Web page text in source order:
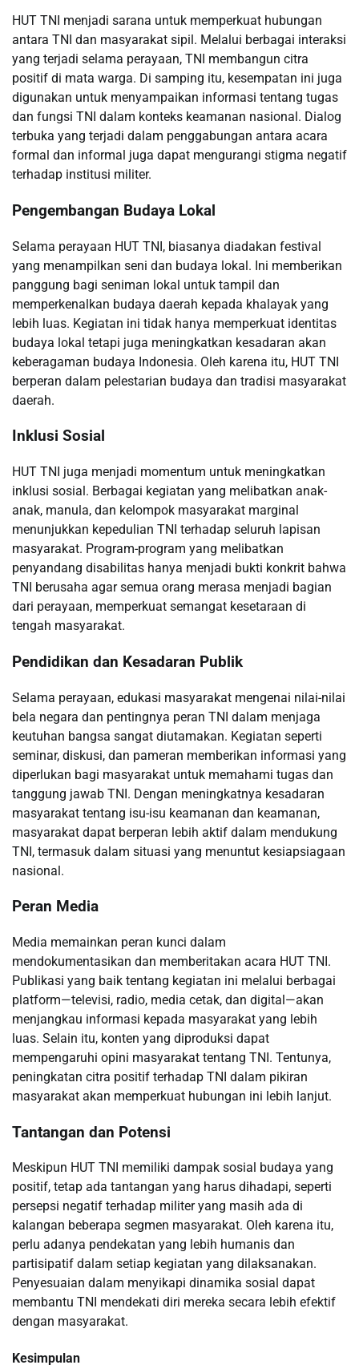
HUT TNI menjadi sarana untuk memperkuat hubungan
antara TNI dan masyarakat sipil. Melalui berbagai interaksi
yang terjadi selama perayaan, TNI membangun citra
positif di mata warga. Di samping itu, kesempatan ini juga
digunakan untuk menyampaikan informasi tentang tugas
dan fungsi TNI dalam konteks keamanan nasional. Dialog
terbuka yang terjadi dalam penggabungan antara acara
formal dan informal juga dapat mengurangi stigma negatif
terhadap institusi militer.
Pengembangan Budaya Lokal
Selama perayaan HUT TNI, biasanya diadakan festival
yang menampilkan seni dan budaya lokal. Ini memberikan
panggung bagi seniman lokal untuk tampil dan
memperkenalkan budaya daerah kepada khalayak yang
lebih luas. Kegiatan ini tidak hanya memperkuat identitas
budaya lokal tetapi juga meningkatkan kesadaran akan
keberagaman budaya Indonesia. Oleh karena itu, HUT TNI
berperan dalam pelestarian budaya dan tradisi masyarakat
daerah.
Inklusi Sosial
HUT TNI juga menjadi momentum untuk meningkatkan
inklusi sosial. Berbagai kegiatan yang melibatkan anak-
anak, manula, dan kelompok masyarakat marginal
menunjukkan kepedulian TNI terhadap seluruh lapisan
masyarakat. Program-program yang melibatkan
penyandang disabilitas hanya menjadi bukti konkrit bahwa
TNI berusaha agar semua orang merasa menjadi bagian
dari perayaan, memperkuat semangat kesetaraan di
tengah masyarakat.
Pendidikan dan Kesadaran Publik
Selama perayaan, edukasi masyarakat mengenai nilai-nilai
bela negara dan pentingnya peran TNI dalam menjaga
keutuhan bangsa sangat diutamakan. Kegiatan seperti
seminar, diskusi, dan pameran memberikan informasi yang
diperlukan bagi masyarakat untuk memahami tugas dan
tanggung jawab TNI. Dengan meningkatnya kesadaran
masyarakat tentang isu-isu keamanan dan keamanan,
masyarakat dapat berperan lebih aktif dalam mendukung
TNI, termasuk dalam situasi yang menuntut kesiapsiagaan
nasional.
Peran Media
Media memainkan peran kunci dalam
mendokumentasikan dan memberitakan acara HUT TNI.
Publikasi yang baik tentang kegiatan ini melalui berbagai
platform—televisi, radio, media cetak, dan digital—akan
menjangkau informasi kepada masyarakat yang lebih
luas. Selain itu, konten yang diproduksi dapat
mempengaruhi opini masyarakat tentang TNI. Tentunya,
peningkatan citra positif terhadap TNI dalam pikiran
masyarakat akan memperkuat hubungan ini lebih lanjut.
Tantangan dan Potensi
Meskipun HUT TNI memiliki dampak sosial budaya yang
positif, tetap ada tantangan yang harus dihadapi, seperti
persepsi negatif terhadap militer yang masih ada di
kalangan beberapa segmen masyarakat. Oleh karena itu,
perlu adanya pendekatan yang lebih humanis dan
partisipatif dalam setiap kegiatan yang dilaksanakan.
Penyesuaian dalam menyikapi dinamika sosial dapat
membantu TNI mendekati diri mereka secara lebih efektif
dengan masyarakat.
Kesimpulan